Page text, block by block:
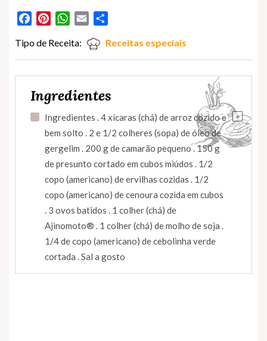
FacebookPinterestWhatsApp
Email
Tipo de Receita: Receitas especiais
Ingredientes
+
Ingredientes . 4 xícaras (chá) de arroz cozido e
bem solto . 2 e 1/2 colheres (sopa) de óleo de
gergelim . 200 g de camarão pequeno . 150 g
de presunto cortado em cubos miúdos . 1/2
copo (americano) de ervilhas cozidas . 1/2
copo (americano) de cenoura cozida em cubos
. 3 ovos batidos . 1 colher (chá) de
Ajinomoto® . 1 colher (chá) de molho de soja .
1/4 de copo (americano) de cebolinha verde
cortada . Sal a gosto